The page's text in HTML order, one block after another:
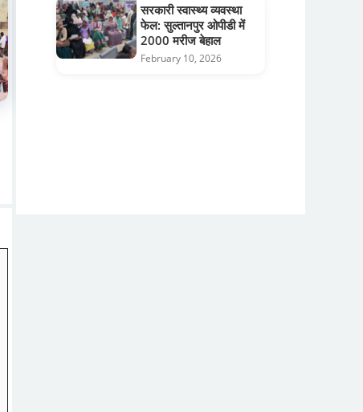
सरकारी स्वास्थ्य व्यवस्था
फेल: सुल्तानपुर ओपीडी में
2000 मरीज बेहाल
February 10, 2026